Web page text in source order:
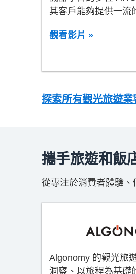
其客戶能夠提供一流
觀看影片 »
探索所有觀光旅遊
攜手旅遊和飯
從專注於消費者體驗
Algonomy 的觀光旅
洞察、以旅程為基礎